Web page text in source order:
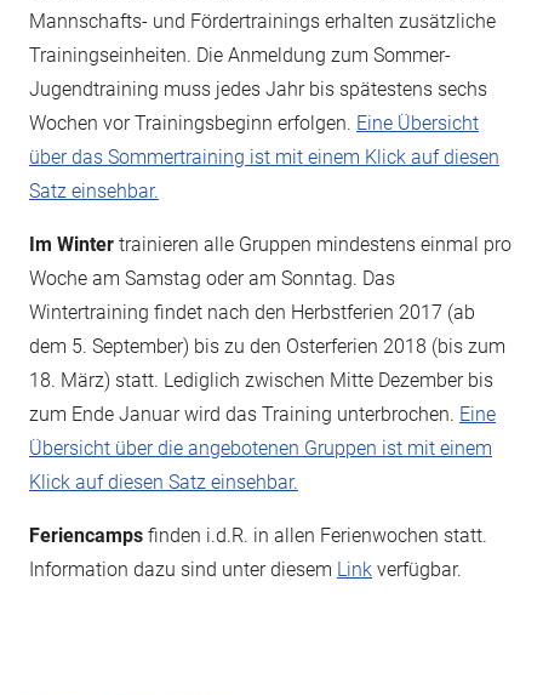
Mannschafts- und Fördertrainings erhalten zusätzliche
Trainingseinheiten. Die Anmeldung zum Sommer-
Jugendtraining muss jedes Jahr bis spätestens sechs
Wochen vor Trainingsbeginn erfolgen. Eine Übersicht
über das Sommertraining ist mit einem Klick auf diesen
Satz einsehbar.
Im Winter trainieren alle Gruppen mindestens einmal pro
Woche am Samstag oder am Sonntag. Das
Wintertraining findet nach den Herbstferien 2017 (ab
dem 5. September) bis zu den Osterferien 2018 (bis zum
18. März) statt. Lediglich zwischen Mitte Dezember bis
zum Ende Januar wird das Training unterbrochen. Eine
Übersicht über die angebotenen Gruppen ist mit einem
Klick auf diesen Satz einsehbar.
Feriencamps finden i.d.R. in allen Ferienwochen statt.
Information dazu sind unter diesem Link verfügbar.